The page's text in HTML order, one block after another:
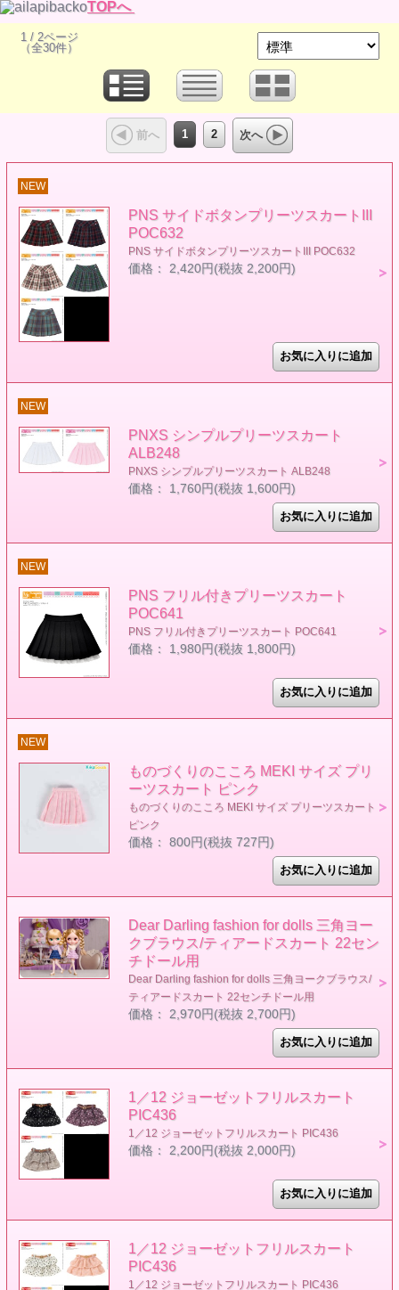
TOPへ
1 / 2ページ
（全30件）
前へ 1 2 次へ
NEW
PNS サイドボタンプリーツスカートIII
POC632
PNS サイドボタンプリーツスカートIII POC632
価格： 2,420円(税抜 2,200円)
NEW
PNXS シンプルプリーツスカート
ALB248
PNXS シンプルプリーツスカート ALB248
価格： 1,760円(税抜 1,600円)
NEW
PNS フリル付きプリーツスカート
POC641
PNS フリル付きプリーツスカート POC641
価格： 1,980円(税抜 1,800円)
NEW
ものづくりのこころ MEKI サイズ プリ
ーツスカート ピンク
ものづくりのこころ MEKI サイズ プリーツスカート
ピンク
価格： 800円(税抜 727円)
Dear Darling fashion for dolls 三角ヨー
クブラウス/ティアードスカート 22セン
チドール用
Dear Darling fashion for dolls 三角ヨークブラウス/
ティアードスカート 22センチドール用
価格： 2,970円(税抜 2,700円)
1／12 ジョーゼットフリルスカート
PIC436
1／12 ジョーゼットフリルスカート PIC436
価格： 2,200円(税抜 2,000円)
1／12 ジョーゼットフリルスカート
PIC436
1／12 ジョーゼットフリルスカート PIC436